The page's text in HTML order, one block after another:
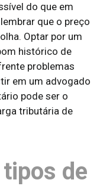
do que em
que o preço
Optar por um
histórico de
problemas
em um advogado
pode ser o
tributária de
de